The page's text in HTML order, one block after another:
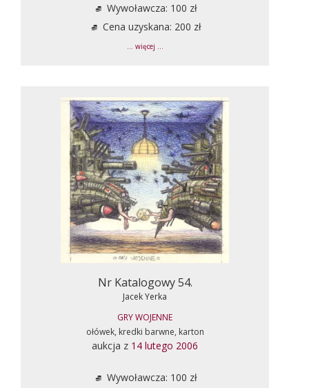
Wywoławcza: 100 zł
Cena uzyskana: 200 zł
... więcej ...
Nr Katalogowy 54.
Jacek Yerka
GRY WOJENNE
ołówek, kredki barwne, karton
aukcja z 14 lutego 2006
Wywoławcza: 100 zł